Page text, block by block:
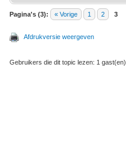
Pagina's (3): « Vorige 1 2 3
Afdrukversie weergeven
Gebruikers die dit topic lezen: 1 gast(en)